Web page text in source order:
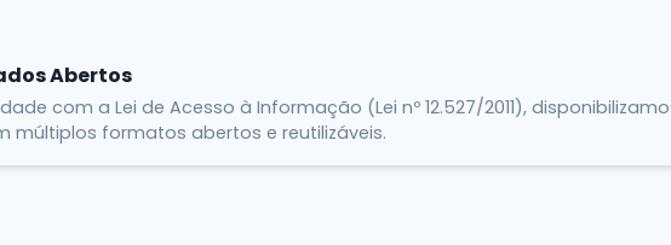
Abertos
com a Lei de Acesso à Informação (Lei nº 12.527/2011),
múltiplos formatos abertos e reutilizáveis.